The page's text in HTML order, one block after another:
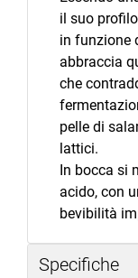
il suo
in funzione
abbraccia
che
pelle di
lattici.
In bocca si
acido, con
bevibilità
Specifiche